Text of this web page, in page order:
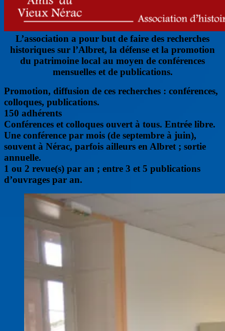
L’association a pour but de faire des recherches
historiques sur l’Albret, la défense et la promotion
du patrimoine local au moyen de conférences
mensuelles et de publications.
Promotion, diffusion de ces recherches : conférences,
colloques, publications.
150 adhérents
Conférences et colloques ouvert à tous. Entrée libre.
Une conférence par mois (de septembre à juin),
souvent à Nérac, parfois ailleurs en Albret ; sortie
annuelle.
1 ou 2 revue(s) par an ; entre 3 et 5 publications
d’ouvrages par an.